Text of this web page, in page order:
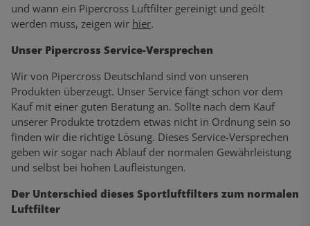
und wann ein Pipercross Luftfilter gereinigt und geölt
werden muss, zeigen wir hier.
Unser Pipercross Service-Versprechen
Wir von Pipercross Deutschland sind von unseren
Produkten überzeugt. Unser Service fängt schon vor dem
Kauf mit einer guten Beratung an. Sollte nach dem Kauf
unserer Produkte trotzdem etwas nicht in Ordnung sein so
finden wir die richtige Lösung. Dieses Service-Versprechen
geben wir sogar nach Ablauf der normalen Gewährleistung
und selbst bei hohen Laufleistungen.
Der Unterschied dieses Sportluftfilters zum normalen
Luftfilter